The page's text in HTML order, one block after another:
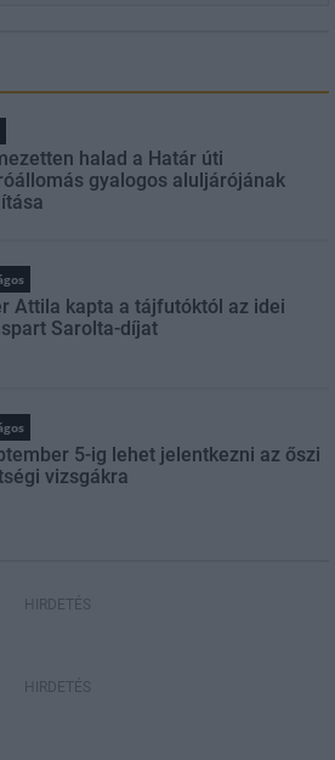
halad a Határ úti
gyalogos aluljárójának
Attila kapta a tájfutóktól az idei
Sarolta-díjat
5-ig lehet jelentkezni az őszi
vizsgákra
HIRDETÉS
HIRDETÉS